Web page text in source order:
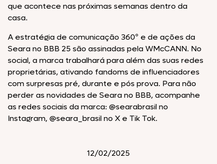
que acontece nas próximas semanas dentro da
casa.
A estratégia de comunicação 360º e de ações da
Seara no BBB 25 são assinadas pela WMcCANN. No
social, a marca trabalhará para além das suas redes
proprietárias, ativando fandoms de influenciadores
com surpresas pré, durante e pós prova. Para não
perder as novidades de Seara no BBB, acompanhe
as redes sociais da marca: @searabrasil no
Instagram, @seara_brasil no X e Tik Tok.
12/02/2025